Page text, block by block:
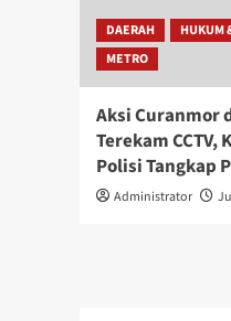
DAERAH
HUKUM
METRO
Aksi Curanmor
Terekam CCTV,
Polisi Tangkap
Administrator